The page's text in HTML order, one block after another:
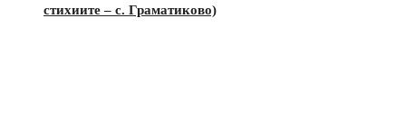
стихиите – с. Граматиково)